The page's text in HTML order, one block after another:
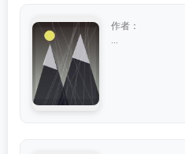
作者：